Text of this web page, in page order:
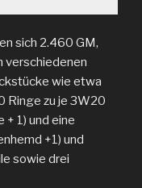
sich 2.460 GM,
verschiedenen
wie etwa
Ringe zu je 3W20
+ 1) und eine
+1) und
sowie drei